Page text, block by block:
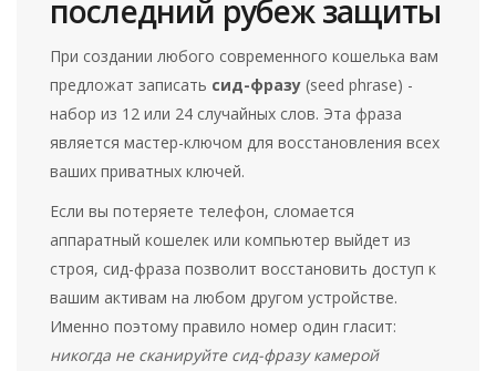
последний рубеж защиты
При создании любого современного кошелька вам
предложат записать сид-фразу (seed phrase) -
набор из 12 или 24 случайных слов. Эта фраза
является мастер-ключом для восстановления всех
ваших приватных ключей.
Если вы потеряете телефон, сломается
аппаратный кошелек или компьютер выйдет из
строя, сид-фраза позволит восстановить доступ к
вашим активам на любом другом устройстве.
Именно поэтому правило номер один гласит:
никогда не сканируйте сид-фразу камерой